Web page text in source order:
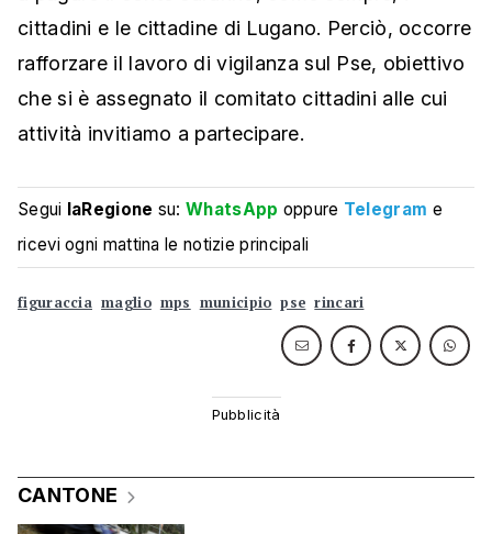
cittadini e le cittadine di Lugano. Perciò, occorre
rafforzare il lavoro di vigilanza sul Pse, obiettivo
che si è assegnato il comitato cittadini alle cui
attività invitiamo a partecipare.
Segui laRegione su:WhatsApp oppure Telegram e
ricevi ogni mattina le notizie principali
figuraccia maglio mps municipio pse rincari
CANTONE